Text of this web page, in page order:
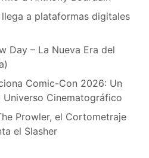
a plataformas digitales
Day – La Nueva Era del
Comic-Con 2026: Un
Cinematográfico
Prowler, el Cortometraje
el Slasher